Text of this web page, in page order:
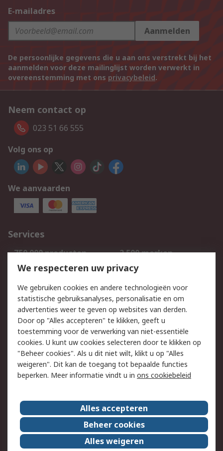
E-mailadres
Aanmelden
De persoonlijke gegevens die u aan ons verstrekt bij het
aanmelden voor deze mailinglijst worden verwerkt in
overeenstemming met ons privacybeleid.
Neem contact op
023 51 66 555
Volg ons op
We aanvaarden
Services
750.000 producten
2.500 merken
Bestellen
Inkoopoplossingen
Track & Trace
Wettelijk
Cookiebeleid
Email veiligheid
Privacybeleid
Websitevoorwaarden
Algemene
verkoopvoorwaarden
Over RS
RS Group
Over ons
RS wereldwijd
Werken bij RS
We respecteren uw privacy
We gebruiken cookies en andere technologieën voor
statistische gebruiksanalyses, personalisatie en om
advertenties weer te geven op websites van derden.
Door op "Alles accepteren" te klikken, geeft u
toestemming voor de verwerking van niet-essentiële
cookies. U kunt uw cookies selecteren door te klikken op
"Beheer cookies". Als u dit niet wilt, klikt u op "Alles
weigeren". Dit kan de toegang tot bepaalde functies
beperken. Meer informatie vindt u in ons cookiebeleid
Alles accepteren
Beheer cookies
Alles weigeren